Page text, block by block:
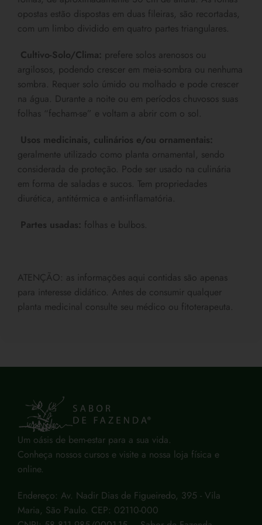
opostas estão dispostas em duas fileiras, são recortadas,
com um limbo dividido em quatro partes triangulares.
Cultivo-Solo/Clima: prefere solos arenosos ou
argilosos, podendo crescer em meia-sombra ou nenhuma
sombra. Requer solo úmido ou molhado e pode crescer
na água. Durante a noite ou em períodos chuvosos suas
folhas “fecham-se” e voltam a abrir com o sol.
Usos medicinais, culinários e/ou ornamentais:
geralmente utilizado como planta ornamental, sendo
considerada de proteção. Pode ser usado na culinária
em forma de saladas e sucos. Tem propriedades
diurética, antitérmica e anti-inflamatória.
Partes usadas: folhas e bulbos.
ATENÇÃO: as informações aqui contidas são apenas
para interesse didático. Antes de consumir qualquer
planta medicinal consulte seu médico ou fitoterapeuta.
Um oásis de bem-estar para a sua vida.
Conheça nossos cursos e visite a nossa loja física e
online.
Endereço: Av. Nadir Dias de Figueiredo, 395 - Vila
Maria, São Paulo. CEP: 02110-000